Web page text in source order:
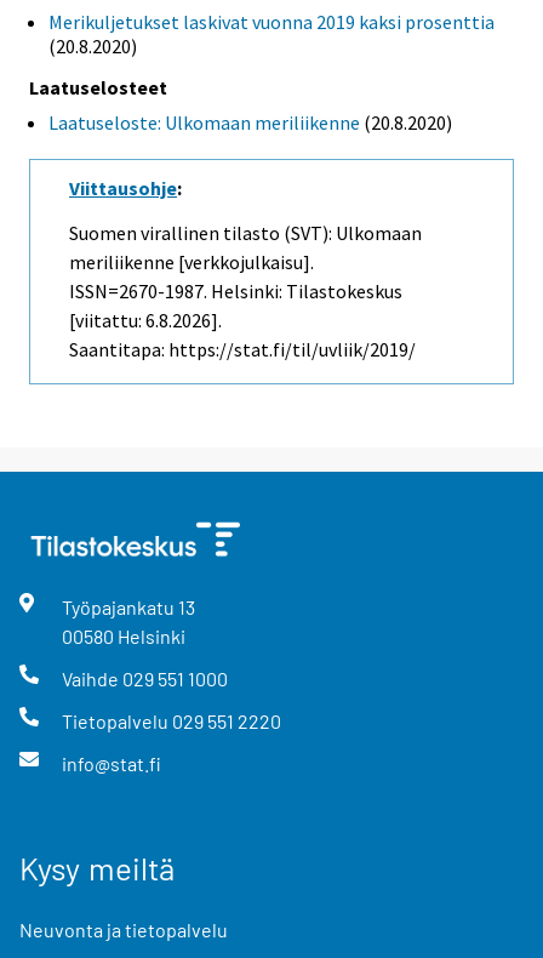
Merikuljetukset laskivat vuonna 2019 kaksi prosenttia
(20.8.2020)
Laatuselosteet
Laatuseloste: Ulkomaan meriliikenne (20.8.2020)
Viittausohje:
Suomen virallinen tilasto (SVT): Ulkomaan
meriliikenne [verkkojulkaisu].
ISSN=2670-1987. Helsinki: Tilastokeskus
[viitattu: 6.8.2026].
Saantitapa: https://stat.fi/til/uvliik/2019/
Työpajankatu 13
00580 Helsinki
Vaihde 029 551 1000
Tietopalvelu 029 551 2220
info@stat.fi
Kysy meiltä
Neuvonta ja tietopalvelu